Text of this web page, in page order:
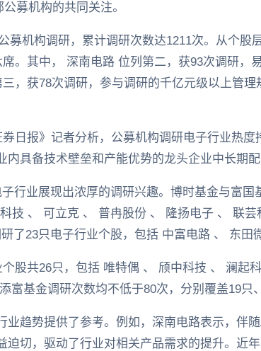
募机构的共同关注。
募机构调研，累计调研次数达1211次。从个股
。其中， 深南电路 位列第二，获93次调研，
，获78次调研，参与调研的千亿元级以上管理
日报》记者分析，公募机构调研电子行业热
具备技术壁垒和产能优势的龙头企业中长期配
行业展现出浓厚的调研兴趣。博时基金与富国
技 、 可立克 、 普冉股份 、 隆扬电子 、 联
了23只电子行业个股，包括 中富电路 、 东田
股共26只，包括 唯特偶 、 颀中科技 、 澜起
富基金调研次数均不低于80次，分别覆盖19只
趋势提供了参考。例如，深南电路表示，伴
切，驱动了行业对相关产品需求的提升。近